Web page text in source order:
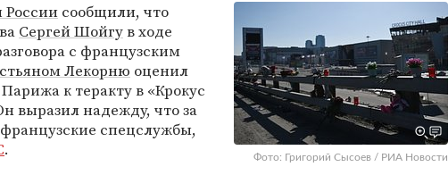
Фото: Григорий Сысоев / РИА Новости
сообщили, что
Сергей Шойгув ходе
с французским
Лекорню оценил
к теракту в «Крокус
выразил надежду, что за
спецслужбы,
.